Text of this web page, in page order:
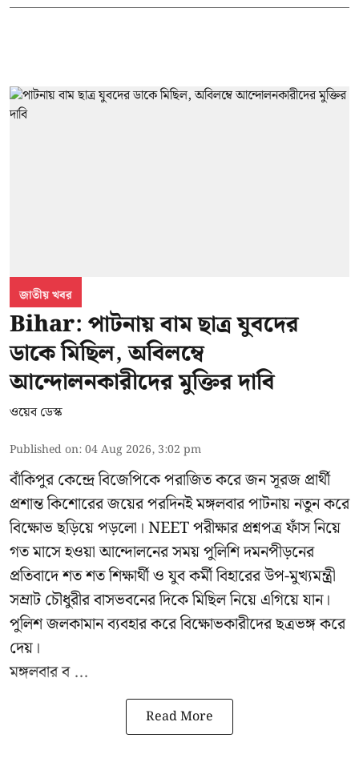
জাতীয় খবর
Bihar: পাটনায় বাম ছাত্র যুবদের
ডাকে মিছিল, অবিলম্বে
আন্দোলনকারীদের মুক্তির দাবি
ওয়েব ডেস্ক
Published on:04 Aug 2026, 3:02 pm
বাঁকিপুর কেন্দ্রে বিজেপিকে পরাজিত করে জন সূরজ প্রার্থী
প্রশান্ত কিশোরের জয়ের পরদিনই মঙ্গলবার পাটনায় নতুন করে
বিক্ষোভ ছড়িয়ে পড়লো। NEET পরীক্ষার প্রশ্নপত্র ফাঁস নিয়ে
গত মাসে হওয়া আন্দোলনের সময় পুলিশি দমনপীড়নের
প্রতিবাদে শত শত শিক্ষার্থী ও যুব কর্মী বিহারের উপ-মুখ্যমন্ত্রী
সম্রাট চৌধুরীর বাসভবনের দিকে মিছিল নিয়ে এগিয়ে যান।
পুলিশ জলকামান ব্যবহার করে বিক্ষোভকারীদের ছত্রভঙ্গ করে
দেয়।
মঙ্গলবার ব ...
Read More